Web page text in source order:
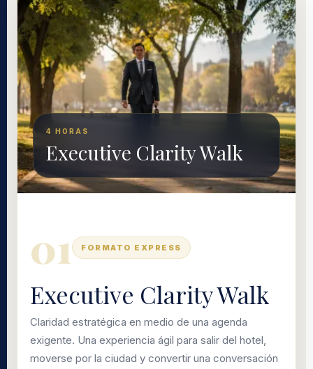
4 HORAS
Executive Clarity Walk
01 FORMATO EXPRESS
Executive Clarity Walk
Claridad estratégica en medio de una agenda
exigente. Una experiencia ágil para salir del hotel,
moverse por la ciudad y convertir una conversación